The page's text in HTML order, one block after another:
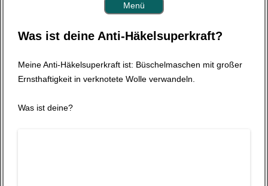
Menü
n
h
t
s
p
Was ist deine Anti-Häkelsuperkraft?
Meine Anti-Häkelsuperkraft ist: Büschelmaschen mit großer
Ernsthaftigkeit in verknotete Wolle verwandeln.
Was ist deine?